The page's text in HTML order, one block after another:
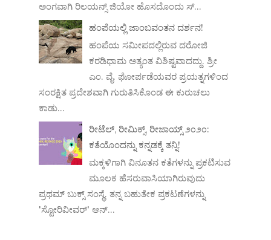
ಅಂಗವಾಗಿ ರಿಲಯನ್ಸ್ ಜಿಯೋ ಹೊಸದೊಂದು ಸ್...
ಹಂಪೆಯಲ್ಲಿ ಜಾಂಬವಂತನ ದರ್ಶನ!
ಹಂಪೆಯ ಸಮೀಪದಲ್ಲಿರುವ ದರೋಜಿ
ಕರಡಿಧಾಮ ಅತ್ಯಂತ ವಿಶಿಷ್ಟವಾದದ್ದು. ಶ್ರೀ
ಎಂ. ವೈ. ಘೋರ್ಪಡೆಯವರ ಪ್ರಯತ್ನಗಳಿಂದ
ಸಂರಕ್ಷಿತ ಪ್ರದೇಶವಾಗಿ ಗುರುತಿಸಿಕೊಂಡ ಈ ಕುರುಚಲು
ಕಾಡು...
ರೀಟೆಲ್, ರೀಮಿಕ್ಸ್, ರೀಜಾಯ್ಸ್ ೨೦೨೦:
ಕತೆಯೊಂದನ್ನು ಕನ್ನಡಕ್ಕೆ ತನ್ನಿ!
ಮಕ್ಕಳಿಗಾಗಿ ವಿನೂತನ ಕತೆಗಳನ್ನು ಪ್ರಕಟಿಸುವ
ಮೂಲಕ ಹೆಸರುವಾಸಿಯಾಗಿರುವುದು
ಪ್ರಥಮ್ ಬುಕ್ಸ್ ಸಂಸ್ಥೆ. ತನ್ನ ಬಹುತೇಕ ಪ್ರಕಟಣೆಗಳನ್ನು
'ಸ್ಟೋರಿವೀವರ್' ಆನ್‌...